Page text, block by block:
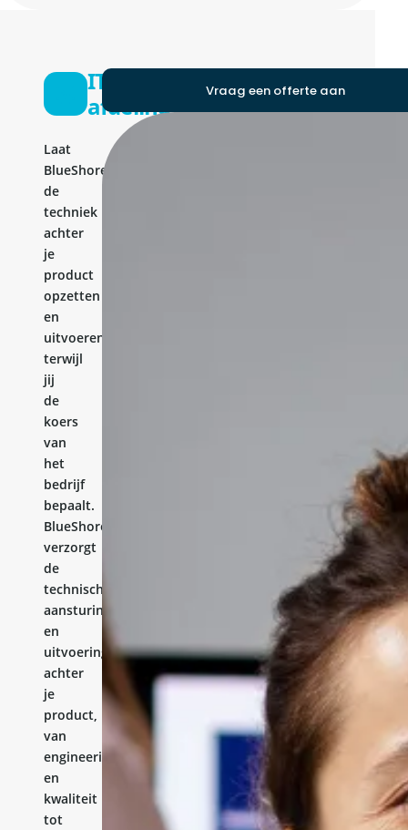
IT-
afdeling
Laat
BlueShores
de
techniek
achter
je
product
opzetten
en
uitvoeren,
terwijl
jij
de
koers
van
het
bedrijf
bepaalt.
BlueShores
verzorgt
de
technische
aansturing
en
uitvoering
achter
je
product,
van
engineering
en
kwaliteit
tot
Vraag een offerte aan